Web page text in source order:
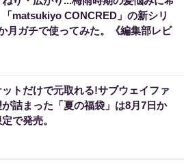
matsukiyo CONCRED」の新シリ
月ガチで使ってみた。《編集部レビ
トだけで元取れる!サブウェイファ
詰まった「夏の福袋」は8月7日か
で発売。